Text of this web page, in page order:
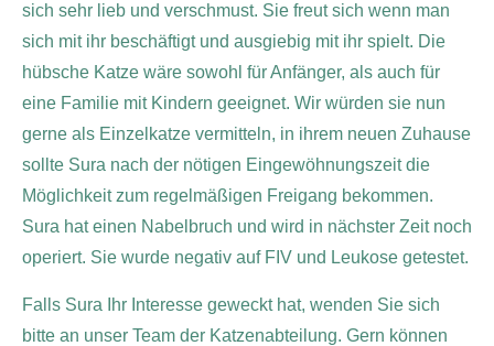
sich sehr lieb und verschmust. Sie freut sich wenn man
sich mit ihr beschäftigt und ausgiebig mit ihr spielt. Die
hübsche Katze wäre sowohl für Anfänger, als auch für
eine Familie mit Kindern geeignet. Wir würden sie nun
gerne als Einzelkatze vermitteln, in ihrem neuen Zuhause
sollte Sura nach der nötigen Eingewöhnungszeit die
Möglichkeit zum regelmäßigen Freigang bekommen.
Sura hat einen Nabelbruch und wird in nächster Zeit noch
operiert. Sie wurde negativ auf FIV und Leukose getestet.
Falls Sura Ihr Interesse geweckt hat, wenden Sie sich
bitte an unser Team der Katzenabteilung. Gern können